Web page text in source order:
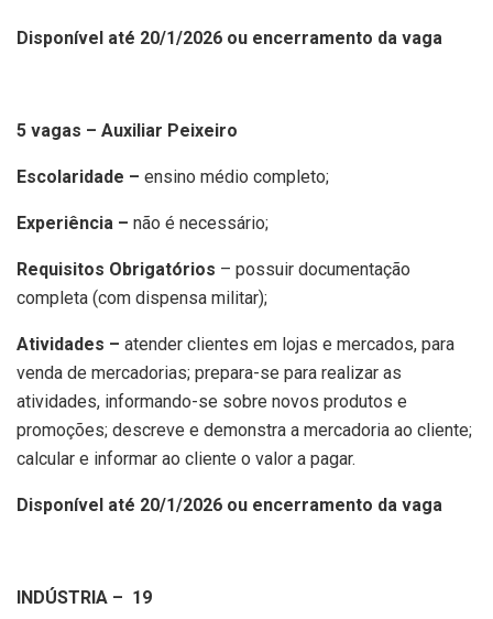
Disponível até 20/1/2026 ou encerramento da vaga
5 vagas – Auxiliar Peixeiro
Escolaridade – ensino médio completo;
Experiência – não é necessário;
Requisitos Obrigatórios – possuir documentação
completa (com dispensa militar);
Atividades – atender clientes em lojas e mercados, para
venda de mercadorias; prepara-se para realizar as
atividades, informando-se sobre novos produtos e
promoções; descreve e demonstra a mercadoria ao cliente;
calcular e informar ao cliente o valor a pagar.
Disponível até 20/1/2026 ou encerramento da vaga
INDÚSTRIA – 19